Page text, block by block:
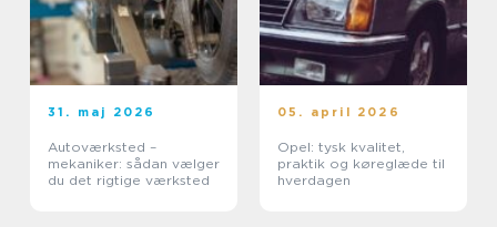
31. maj 2026
Autoværksted –
mekaniker: sådan vælger
du det rigtige værksted
05. april 2026
Opel: tysk kvalitet,
praktik og køreglæde til
hverdagen